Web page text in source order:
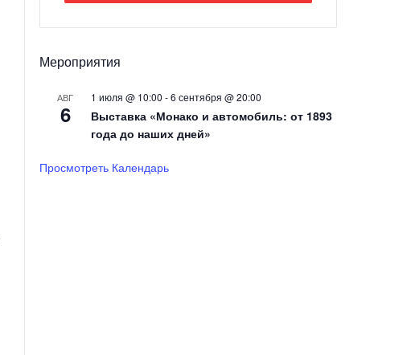
Мероприятия
АВГ
6
1 июля @ 10:00 -6 сентября @ 20:00
Выставка «Монако и автомобиль: от 1893
года до наших дней»
Просмотреть Календарь